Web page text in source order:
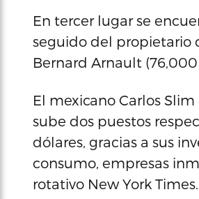
En tercer lugar se
seguido del propietario
Bernard Arnault
El mexicano Carlos
sube dos puestos
dólares, gracias a sus
consumo, empresas
rotativo New York Times.